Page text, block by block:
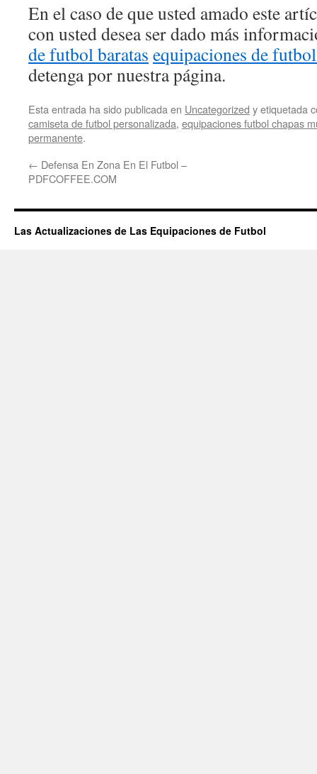
En el caso de que usted amado este
con usted desea ser dado más
de futbol baratas equipaciones de
detenga por nuestra página.
Esta entrada ha sido publicada en Uncategorized y etiquetada
camiseta de futbol personalizada, equipaciones futbol chapas
permanente.
← Defensa En Zona En El Futbol –
PDFCOFFEE.COM
Las Actualizaciones de Las Equipaciones de Futbol